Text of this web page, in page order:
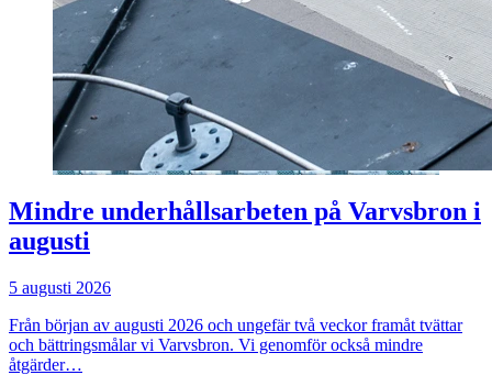
Mindre underhållsarbeten på Varvsbron i
augusti
5 augusti 2026
Från början av augusti 2026 och ungefär två veckor framåt tvättar
och bättringsmålar vi Varvsbron. Vi genomför också mindre
åtgärder…